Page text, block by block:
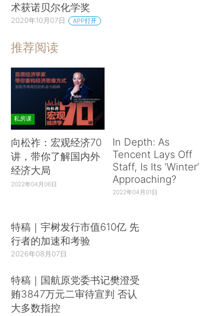
术获诺贝尔化学奖
2020年10月07日 APP打开
推荐阅读
私房课
向松祚：宏观经济70
讲，带你了解国内外
经济大局
2022年04月06日
In Depth: As
Tencent Lays Off
Staff, Is Its ‘Winter’
Approaching?
2022年04月01日
特稿｜宇树发行市值610亿 先
行者的加速和考验
2026年08月07日
特稿｜国航原党委书记樊澄受
贿3847万元二审待宣判 否认
大多数指控